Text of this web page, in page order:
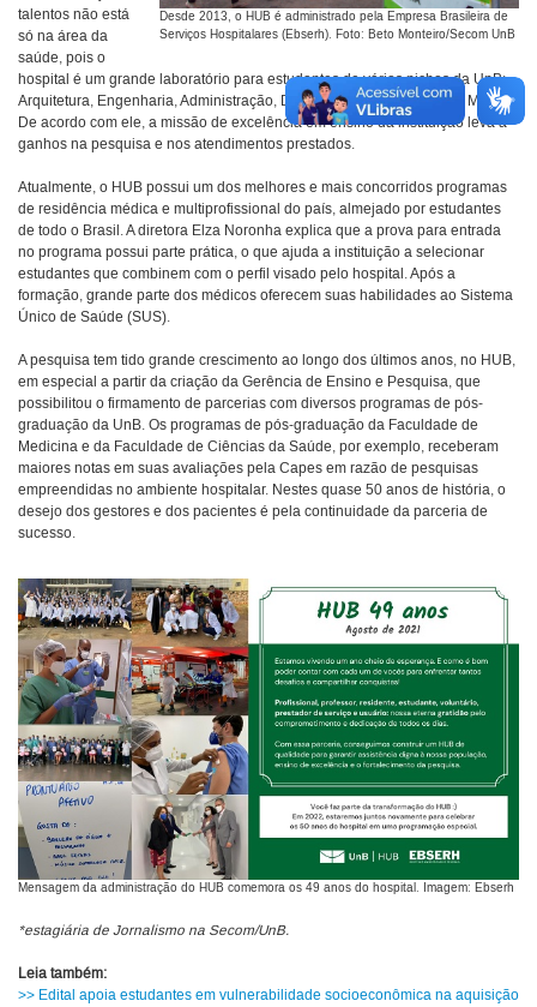
Desde 2013, o HUB é administrado pela Empresa Brasileira de
Serviços Hospitalares (Ebserh). Foto: Beto Monteiro/Secom UnB
talentos não está
só na área da
saúde, pois o
hospital é um grande laboratório para estudantes de vários nichos da UnB:
Arquitetura, Engenharia, Administração, Direito etc.”, explica Ricardo Martins.
De acordo com ele, a missão de excelência em ensino da instituição leva a
ganhos na pesquisa e nos atendimentos prestados.
Atualmente, o HUB possui um dos melhores e mais concorridos programas
de residência médica e multiprofissional do país, almejado por estudantes
de todo o Brasil. A diretora Elza Noronha explica que a prova para entrada
no programa possui parte prática, o que ajuda a instituição a selecionar
estudantes que combinem com o perfil visado pelo hospital. Após a
formação, grande parte dos médicos oferecem suas habilidades ao Sistema
Único de Saúde (SUS).
A pesquisa tem tido grande crescimento ao longo dos últimos anos, no HUB,
em especial a partir da criação da Gerência de Ensino e Pesquisa, que
possibilitou o firmamento de parcerias com diversos programas de pós-
graduação da UnB. Os programas de pós-graduação da Faculdade de
Medicina e da Faculdade de Ciências da Saúde, por exemplo, receberam
maiores notas em suas avaliações pela Capes em razão de pesquisas
empreendidas no ambiente hospitalar. Nestes quase 50 anos de história, o
desejo dos gestores e dos pacientes é pela continuidade da parceria de
sucesso.
Mensagem da administração do HUB comemora os 49 anos do hospital. Imagem: Ebserh
*estagiária de Jornalismo na Secom/UnB.
Leia também:
>> Edital apoia estudantes em vulnerabilidade socioeconômica na aquisição